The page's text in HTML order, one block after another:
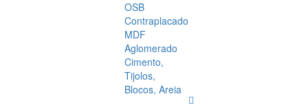
OSB
Contraplacado
MDF
Aglomerado
Cimento,
Tijolos,
Blocos, Areia